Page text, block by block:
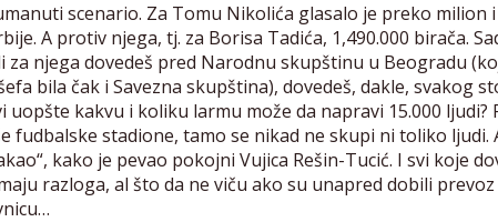
scenario. Za Tomu Nikolića glasalo je preko milion
A protiv njega, tj. za Borisa Tadića, 1,490.000 birača.
za njega dovedeš pred Narodnu skupštinu u Beogradu
bila čak i Savezna skupština), dovedeš, dakle, svakog
uopšte kakvu i koliku larmu može da napravi 15.000 ljudi?
fudbalske stadione, tamo se nikad ne skupi ni toliko ljudi.
kako je pevao pokojni Vujica Rešin-Tucić. I svi koje
razloga, al što da ne viču ako su unapred dobili